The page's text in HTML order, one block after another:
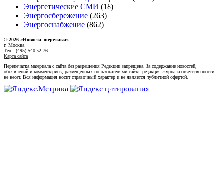
Энергетические СМИ (18)
Энергосбережение (263)
Энергоснабжение (862)
© 2026 «Новости энеретики»
г. Москва
Тел.: (495) 540-52-76
Карта сайта
Перепечатка материала с сайта без разрешения Редакции запрещена. За содержание новостей,
объявлений и комментариев, размещенных пользователями сайта, редакция журнала ответственности
не несет. Вся информация носит справочный характер и не является публичной офертой.